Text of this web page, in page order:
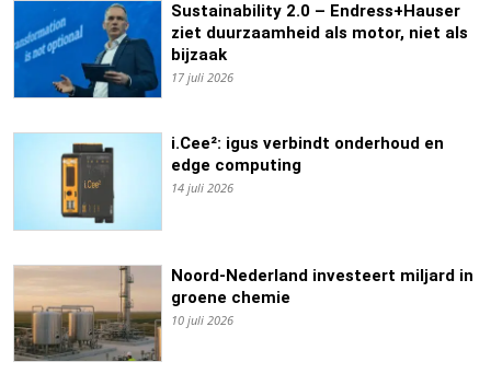
Sustainability 2.0 – Endress+Hauser
ziet duurzaamheid als motor, niet als
bijzaak
17 juli 2026
i.Cee²: igus verbindt onderhoud en
edge computing
14 juli 2026
Noord-Nederland investeert miljard in
groene chemie
10 juli 2026